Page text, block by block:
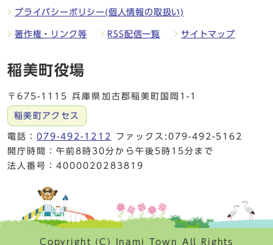
プライバシーポリシー(個人情報の取扱い)
著作権・リンク等 RSS配信一覧 サイトマップ
稲美町役場
〒675-1115 兵庫県加古郡稲美町国岡1-1
稲美町アクセス
電話：079-492-1212
ファックス:079-492-5162
開庁時間：午前8時30分から午後5時15分まで
法人番号：4000020283819
Copyright (C) Inami Town All Rights